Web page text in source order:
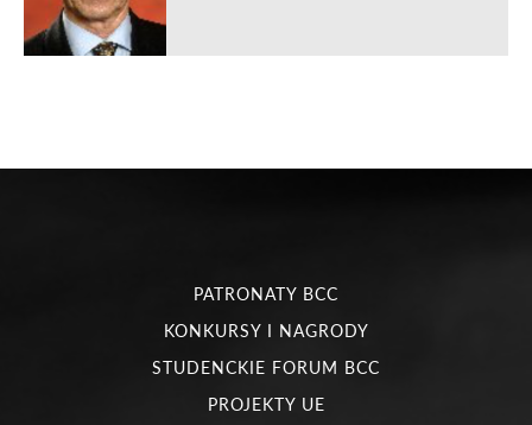
PATRONATY BCC
KONKURSY I NAGRODY
STUDENCKIE FORUM BCC
PROJEKTY UE